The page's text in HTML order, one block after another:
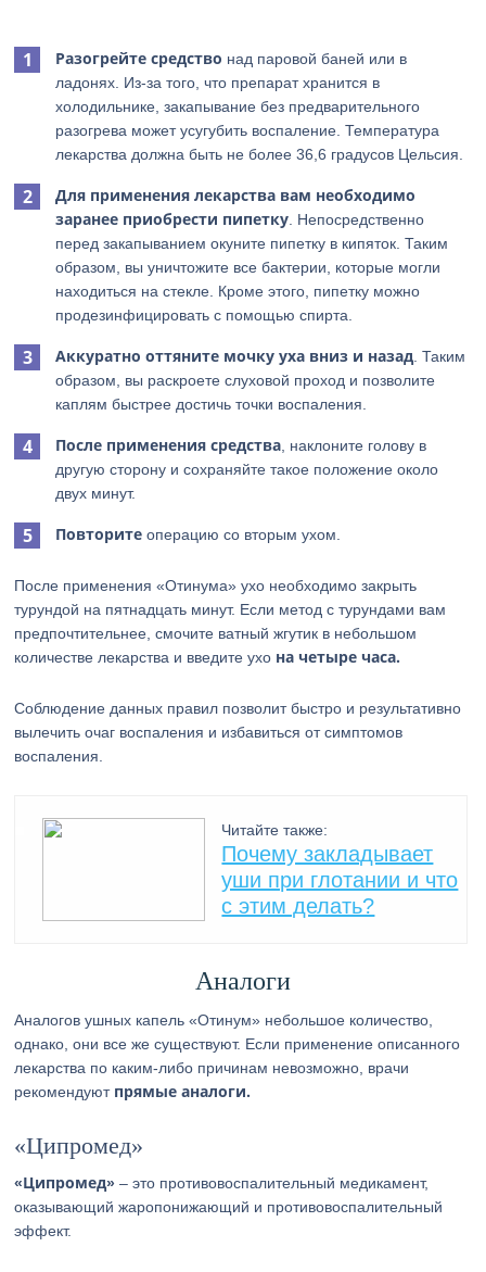
Разогрейте средство над паровой баней или в
ладонях. Из-за того, что препарат хранится в
холодильнике, закапывание без предварительного
разогрева может усугубить воспаление. Температура
лекарства должна быть не более 36,6 градусов Цельсия.
Для применения лекарства вам необходимо
заранее приобрести пипетку . Непосредственно
перед закапыванием окуните пипетку в кипяток. Таким
образом, вы уничтожите все бактерии, которые могли
находиться на стекле. Кроме этого, пипетку можно
продезинфицировать с помощью спирта.
Аккуратно оттяните мочку уха вниз и назад . Таким
образом, вы раскроете слуховой проход и позволите
каплям быстрее достичь точки воспаления.
После применения средства , наклоните голову в
другую сторону и сохраняйте такое положение около
двух минут.
Повторите операцию со вторым ухом.
После применения «Отинума» ухо необходимо закрыть
турундой на пятнадцать минут. Если метод с турундами вам
предпочтительнее, смочите ватный жгутик в небольшом
количестве лекарства и введите ухо на четыре часа.
Соблюдение данных правил позволит быстро и результативно
вылечить очаг воспаления и избавиться от симптомов
воспаления.
Читайте также:
Почему закладывает
уши при глотании и что
с этим делать?
Аналоги
Аналогов ушных капель «Отинум» небольшое количество,
однако, они все же существуют. Если применение описанного
лекарства по каким-либо причинам невозможно, врачи
рекомендуют прямые аналоги.
«Ципромед»
«Ципромед» – это противовоспалительный медикамент,
оказывающий жаропонижающий и противовоспалительный
эффект.